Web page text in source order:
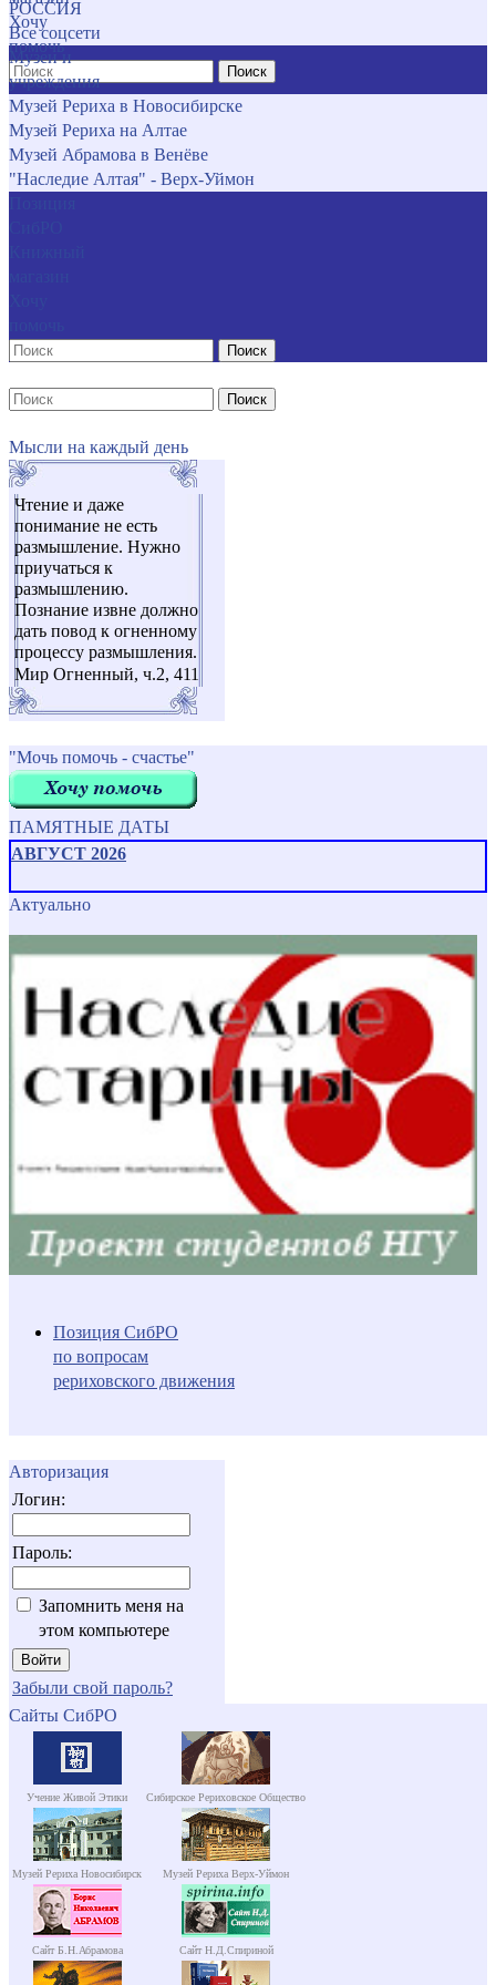
Хочу
помочь
Поиск
РОССИЯ
Все соцсети
Музеи и
учреждения
Музей Рериха в Новосибирске
Музей Рериха на Алтае
Музей Абрамова в Венёве
"Наследие Алтая" - Верх-Уймон
Поиск
Поиск
Мысли на каждый день
Чтение и даже
понимание не есть
размышление. Нужно
приучаться к
размышлению.
Познание извне должно
дать повод к огненному
процессу размышления.
Мир Огненный, ч.2, 411
"Мочь помочь - счастье"
ПАМЯТНЫЕ ДАТЫ
АВГУСТ 2026
Актуально
Позиция СибРО
по вопросам
рериховского движения
Авторизация
Логин:
Пароль:
Запомнить меня на
этом компьютере
Забыли свой пароль?
Сайты СибРО
Учение Живой Этики Сибирское Рериховское Общество
Музей Рериха Новосибирск Музей Рериха Верх-Уймон
Сайт Б.Н.Абрамова Сайт Н.Д.Спириной